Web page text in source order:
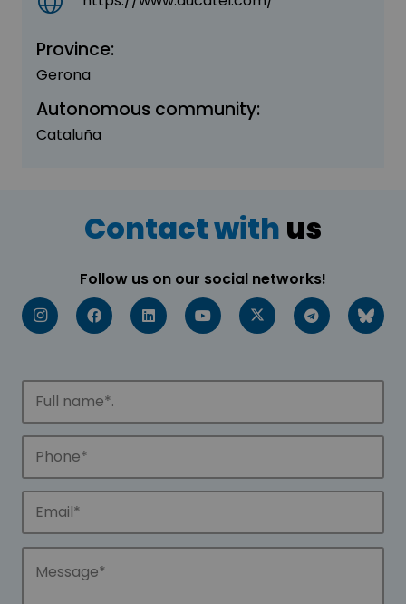
Province:
Gerona
Autonomous community:
Cataluña
Contact with us
Follow us on our social networks!